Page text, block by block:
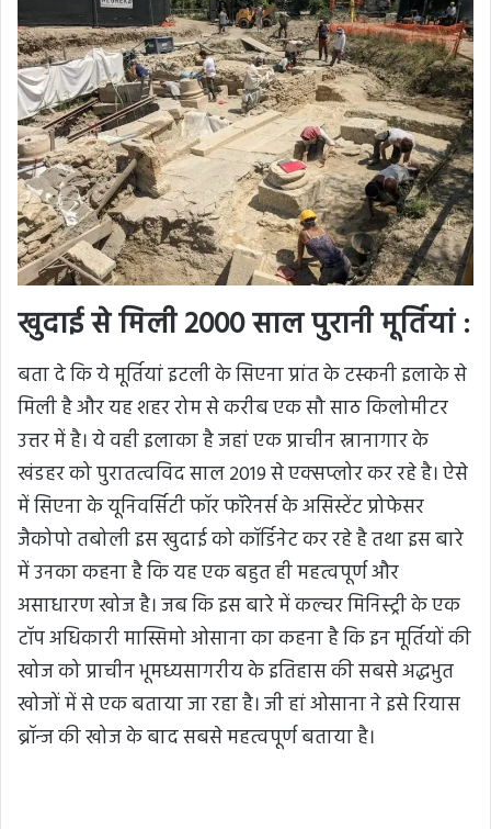
खुदाई से मिली 2000 साल पुरानी मूर्तियां :
बता दे कि ये मूर्तियां इटली के सिएना प्रांत के टस्कनी इलाके से
मिली है और यह शहर रोम से करीब एक सौ साठ किलोमीटर
उत्तर में है। ये वही इलाका है जहां एक प्राचीन स्नानागार के
खंडहर को पुरातत्वविद साल 2019 से एक्सप्लोर कर रहे है। ऐसे
में सिएना के यूनिवर्सिटी फॉर फॉरेनर्स के असिस्टेंट प्रोफेसर
जैकोपो तबोली इस खुदाई को कॉर्डिनेट कर रहे है तथा इस बारे
में उनका कहना है कि यह एक बहुत ही महत्वपूर्ण और
असाधारण खोज है। जब कि इस बारे में कल्चर मिनिस्ट्री के एक
टॉप अधिकारी मास्सिमो ओसाना का कहना है कि इन मूर्तियों की
खोज को प्राचीन भूमध्यसागरीय के इतिहास की सबसे अद्धभुत
खोजों में से एक बताया जा रहा है। जी हां ओसाना ने इसे रियास
ब्रॉन्ज की खोज के बाद सबसे महत्वपूर्ण बताया है।